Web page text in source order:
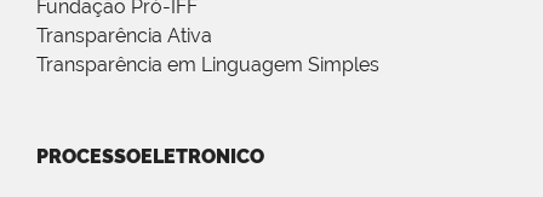
Fundação Pró-IFF
Transparência Ativa
Transparência em Linguagem Simples
PROCESSOELETRONICO